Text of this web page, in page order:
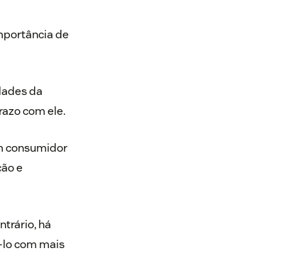
de
da
com ele.
consumidor
e
há
com mais